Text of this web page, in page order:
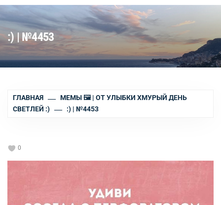
:) | №4453
ГЛАВНАЯ
МЕМЫ 🖼 | ОТ УЛЫБКИ ХМУРЫЙ ДЕНЬ
СВЕТЛЕЙ :)
:) | №4453
0